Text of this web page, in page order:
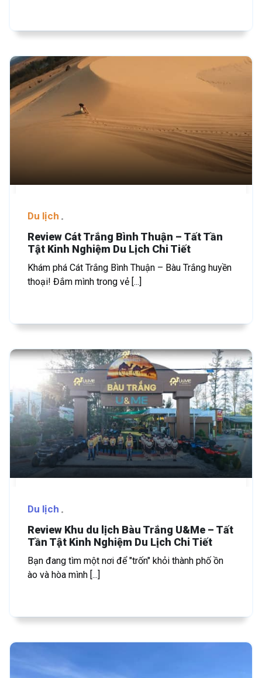
Du lịch
Review Cát Trắng Bình Thuận – Tất Tần
Tật Kinh Nghiệm Du Lịch Chi Tiết
Khám phá Cát Trắng Bình Thuận – Bàu Trắng huyền
thoại! Đắm mình trong vẻ [...]
Du lịch
Review Khu du lịch Bàu Trắng U&Me – Tất
Tần Tật Kinh Nghiệm Du Lịch Chi Tiết
Bạn đang tìm một nơi để "trốn" khỏi thành phố ồn
ào và hòa mình [...]